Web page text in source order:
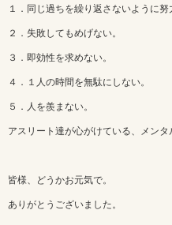
１．同じ過ちを繰り返さないように努
２．失敗してもめげない。
３．即効性を求めない。
４．１人の時間を無駄にしない。
５．人を羨まない。
アスリート達が心がけている、メンタ
皆様、どうかお元気で。
ありがとうございました。